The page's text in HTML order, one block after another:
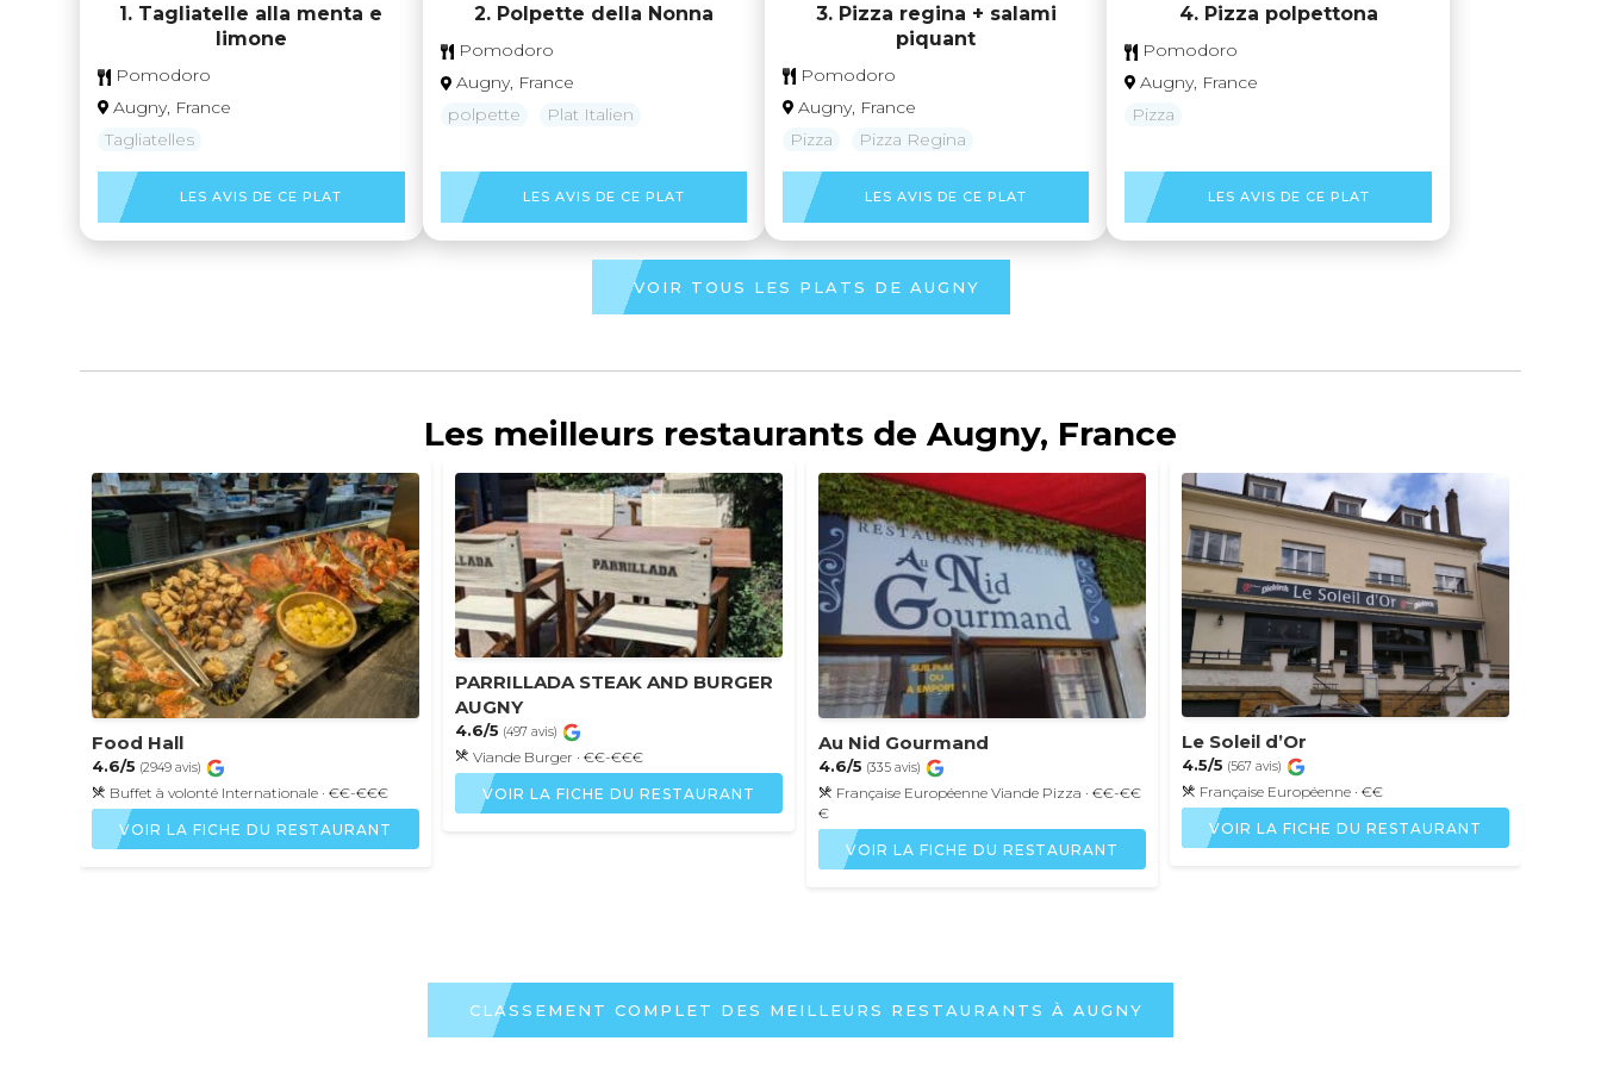
1. Tagliatelle alla menta e
limone
Pomodoro
Augny, France
Tagliatelles
LES AVIS DE CE PLAT
2. Polpette della Nonna
Pomodoro
Augny, France
polpette
Plat Italien
LES AVIS DE CE PLAT
3. Pizza regina + salami
piquant
Pomodoro
Augny, France
Pizza
Pizza Regina
LES AVIS DE CE PLAT
4. Pizza polpettona
Pomodoro
Augny, France
Pizza
LES AVIS DE CE PLAT
VOIR TOUS LES PLATS DE AUGNY
Les meilleurs restaurants de Augny, France
Food Hall
4.6/5 (2949 avis)
Buffet à volonté Internationale · €€-€€€
VOIR LA FICHE DU RESTAURANT
PARRILLADA STEAK AND BURGER
AUGNY
4.6/5 (497 avis)
Viande Burger · €€-€€€
VOIR LA FICHE DU RESTAURANT
Au Nid Gourmand
4.6/5 (335 avis)
Française Européenne Viande Pizza · €€-€€
€
VOIR LA FICHE DU RESTAURANT
Le Soleil d’Or
4.5/5 (567 avis)
Française Européenne· €€
VOIR LA FICHE DU RESTAURANT
CLASSEMENT COMPLET DES MEILLEURS RESTAURANTS À AUGNY